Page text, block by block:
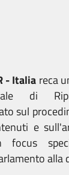
- Italia reca
di
sul
e
focus
alla